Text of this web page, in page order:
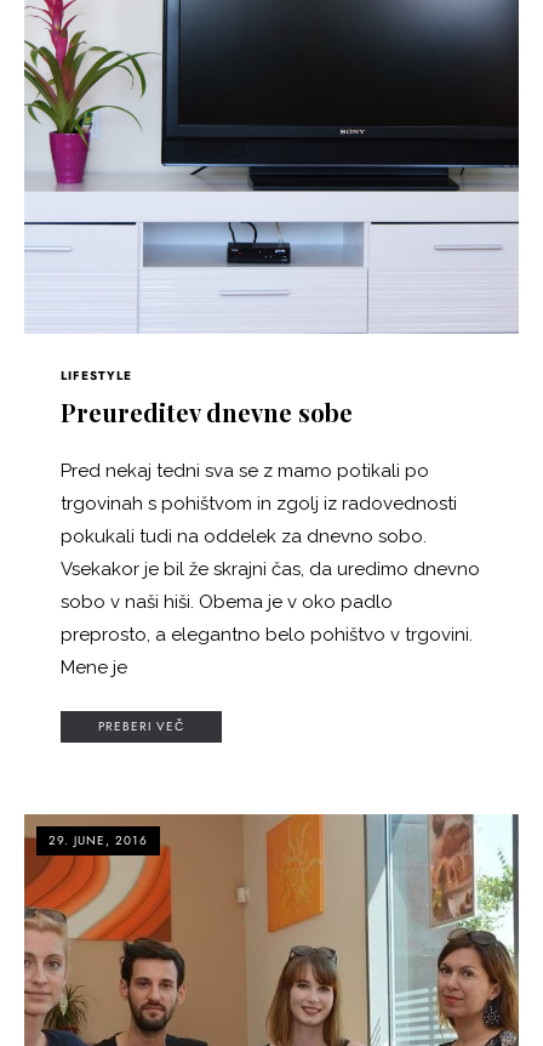
LIFESTYLE
Preureditev dnevne sobe
Pred nekaj tedni sva se z mamo potikali po
trgovinah s pohištvom in zgolj iz radovednosti
pokukali tudi na oddelek za dnevno sobo.
Vsekakor je bil že skrajni čas, da uredimo dnevno
sobo v naši hiši. Obema je v oko padlo
preprosto, a elegantno belo pohištvo v trgovini.
Mene je
PREBERI VEČ
29. JUNE, 2016